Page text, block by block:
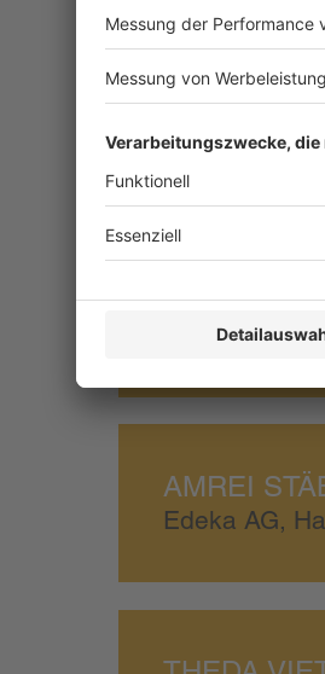
URSULA
DIANA
Kaufland
Neckarsulm
AMREI
Edeka AG,